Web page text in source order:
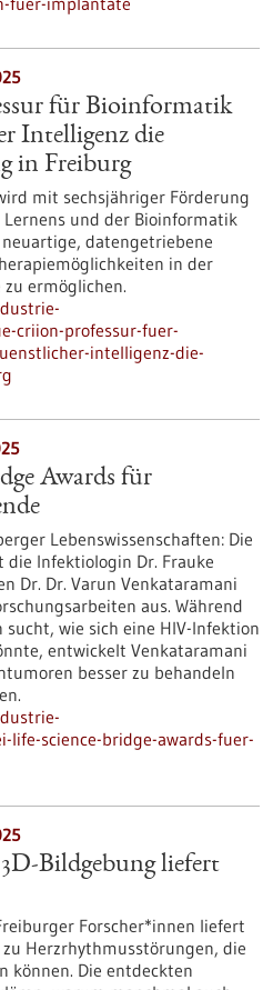
für Bioinformatik
Intelligenz die
in Freiburg
mit sechsjähriger Förderung
und der Bioinformatik
datengetriebene
in der
ermöglichen.
criion-professur-fuer-
intelligenz-die-
Awards für
Lebenswissenschaften: Die
die Infektiologin Dr. Frauke
Dr. Dr. Varun Venkataramani
aus. Während
sucht, wie sich eine HIV-Infektion
entwickelt Venkataramani
besser zu behandeln
science-bridge-awards-fuer-
Bildgebung liefert
Forscher*innen liefert
Herzrhythmusstörungen, die
können. Die entdeckten